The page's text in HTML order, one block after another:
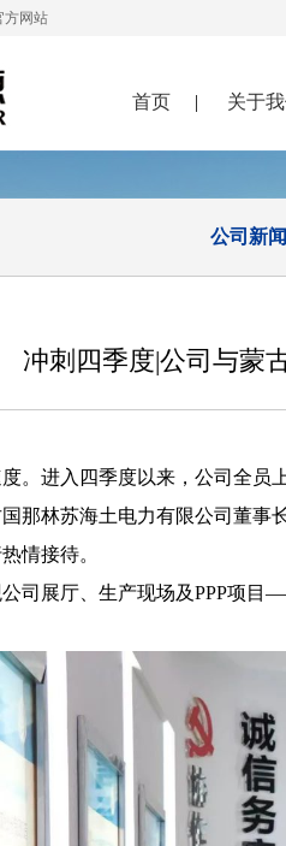
方网站
首页 | 关于
公司新闻
冲刺四季度|公司与蒙
度。进入四季度以来，公司全员
国那林苏海土电力有限公司董
情接待。
司展厅、生产现场及PPP项